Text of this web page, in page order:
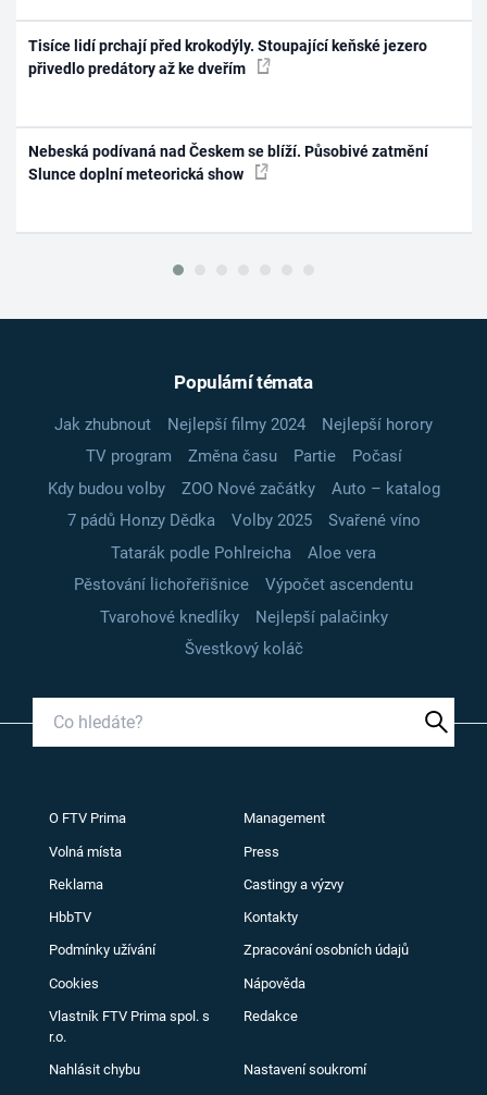
Tisíce lidí prchají před krokodýly. Stoupající keňské jezero
přivedlo predátory až ke dveřím
Nebeská podívaná nad Českem se blíží. Působivé zatmění
Slunce doplní meteorická show
Populární témata
Jak zhubnout Nejlepší filmy 2024
Nejlepší horory
TV program
Změna času Partie
Počasí
Kdy budou volby
ZOO Nové začátky
Auto – katalog
7 pádů Honzy Dědka
Volby 2025
Svařené víno
Tatarák podle Pohlreicha
Aloe vera
Pěstování lichořeřišnice
Výpočet ascendentu
Tvarohové knedlíky
Nejlepší palačinky
Švestkový koláč
O FTV Prima Management
Volná místa Press
Reklama Castingy a výzvy
HbbTV Kontakty
Podmínky užívání Zpracování osobních údajů
Cookies Nápověda
Vlastník FTV Prima spol. s
r.o.
Redakce
Nahlásit chybu Nastavení soukromí